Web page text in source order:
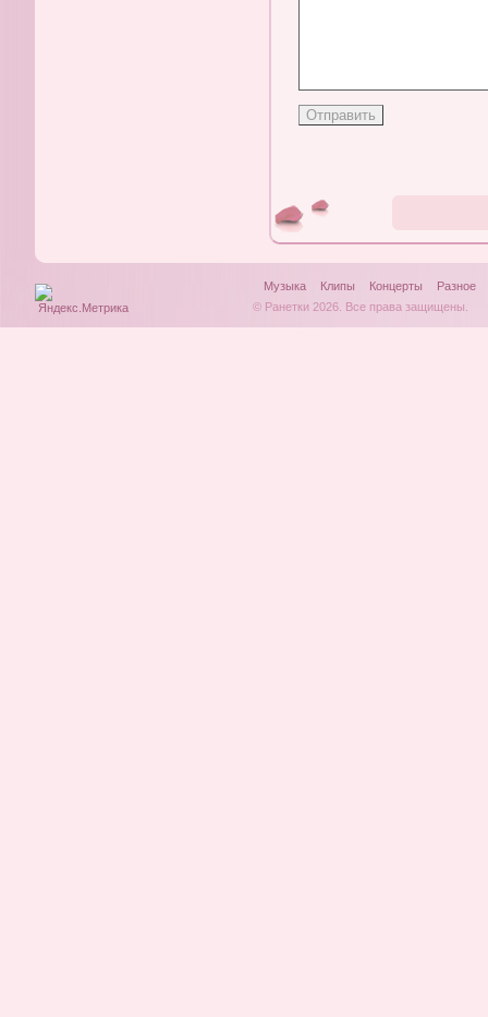
Музыка Клипы Концерты
Разное
© Ранетки 2026. Все права защищены.